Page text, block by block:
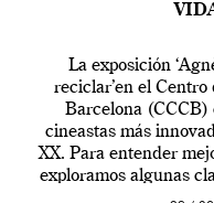
La exposición
reciclar’en el
Barcelona (CCCB)
cineastas más
XX. Para entender
exploramos algunas
de entender la vida,